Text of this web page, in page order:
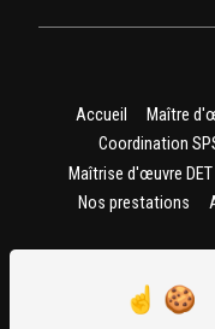
Accueil Maître
Coordination
Maîtrise d'œuvre DET
Nos prestations
Établissement de